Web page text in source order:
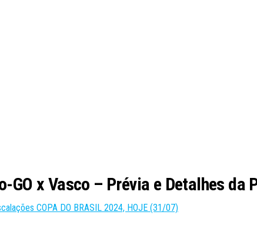
x Vasco – Prévia e Detalhes da
COPA DO BRASIL 2024, HOJE (31/07)